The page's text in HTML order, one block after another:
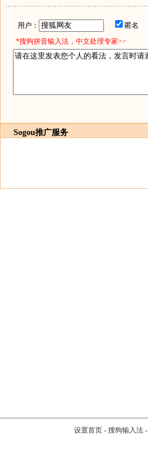
用户： 匿名
*搜狗拼音输入法，中文处理专家>>
Sogou推广服务
设置首页- 搜狗输入法-